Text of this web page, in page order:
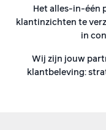
Het alles-in-één
klantinzichten te
in
Wij zijn jouw
klantbeleving: